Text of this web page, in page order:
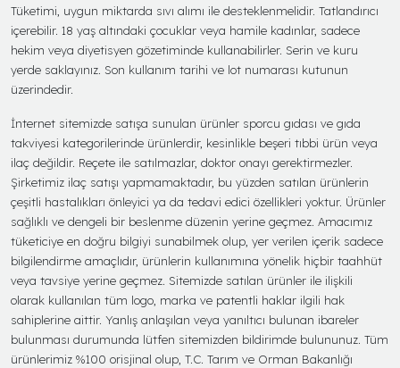
Tüketimi, uygun miktarda sıvı alımı ile desteklenmelidir. Tatlandırıcı
içerebilir. 18 yaş altındaki çocuklar veya hamile kadınlar, sadece
hekim veya diyetisyen gözetiminde kullanabilirler. Serin ve kuru
yerde saklayınız. Son kullanım tarihi ve lot numarası kutunun
üzerindedir.
İnternet sitemizde satışa sunulan ürünler sporcu gıdası ve gıda
takviyesi kategorilerinde ürünlerdir, kesinlikle beşeri tıbbi ürün veya
ilaç değildir. Reçete ile satılmazlar, doktor onayı gerektirmezler.
Şirketimiz ilaç satışı yapmamaktadır, bu yüzden satılan ürünlerin
çeşitli hastalıkları önleyici ya da tedavi edici özellikleri yoktur. Ürünler
sağlıklı ve dengeli bir beslenme düzenin yerine geçmez. Amacımız
tüketiciye en doğru bilgiyi sunabilmek olup, yer verilen içerik sadece
bilgilendirme amaçlıdır, ürünlerin kullanımına yönelik hiçbir taahhüt
veya tavsiye yerine geçmez. Sitemizde satılan ürünler ile ilişkili
olarak kullanılan tüm logo, marka ve patentli haklar ilgili hak
sahiplerine aittir. Yanlış anlaşılan veya yanıltıcı bulunan ibareler
bulunması durumunda lütfen sitemizden bildirimde bulununuz. Tüm
ürünlerimiz %100 orisjinal olup, T.C. Tarım ve Orman Bakanlığı